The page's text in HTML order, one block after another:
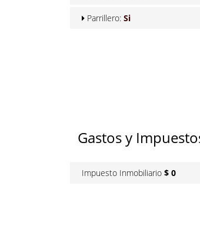
Parrillero: Si
Gastos y
Impuesto Inmobiliario $ 0